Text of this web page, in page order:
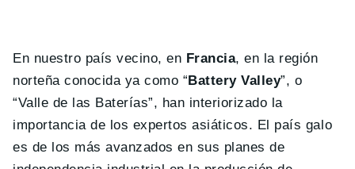
En nuestro país vecino, en Francia, en la región
norteña conocida ya como “Battery Valley”, o
“Valle de las Baterías”, han interiorizado la
importancia de los expertos asiáticos. El país galo
es de los más avanzados en sus planes de